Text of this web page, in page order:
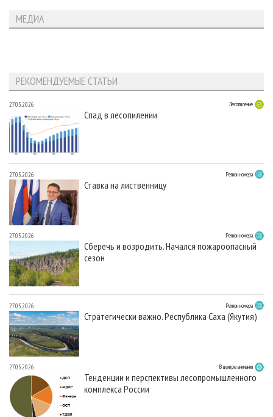
МЕДИА
РЕКОМЕНДУЕМЫЕ СТАТЬИ
27.05.2026 Лесопиление
Спад в лесопилении
27.05.2026 Регион номера
Ставка на лиственницу
27.05.2026 Регион номера
Сберечь и возродить. Начался пожароопасный
сезон
27.05.2026 Регион номера
Стратегически важно. Республика Саха (Якутия)
27.05.2026 В центре внимания
Тенденции и перспективы лесопромышленного
комплекса России